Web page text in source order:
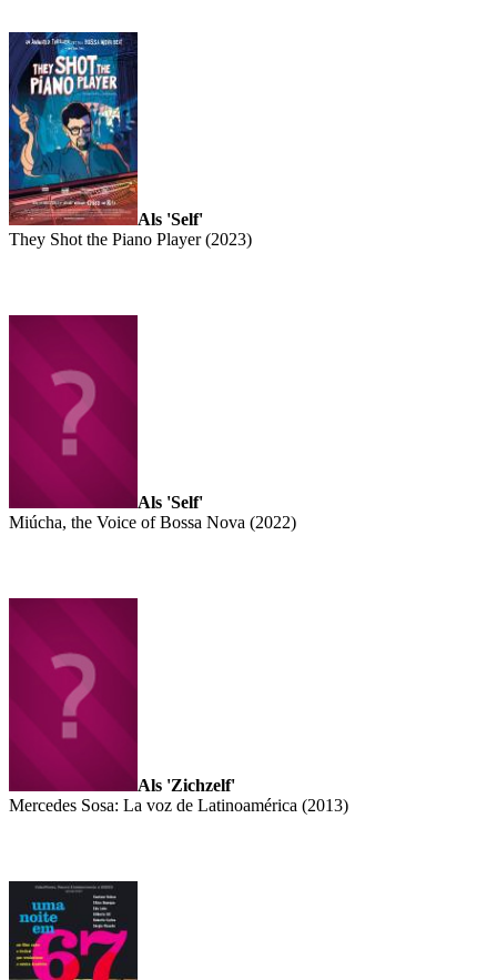
Als 'Self'
They Shot the Piano Player (2023)
Als 'Self'
Miúcha, the Voice of Bossa Nova (2022)
Als 'Zichzelf'
Mercedes Sosa: La voz de Latinoamérica (2013)